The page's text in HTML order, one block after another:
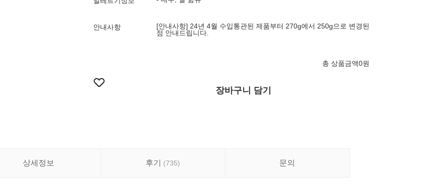
안내사항
[안내사항] 24년 4월 수입통관된 제품부터 270g에서 250g으로 변경된
점 안내드립니다.
총 상품금액0원
장바구니 담기
상세정보 후기 (735) 문의